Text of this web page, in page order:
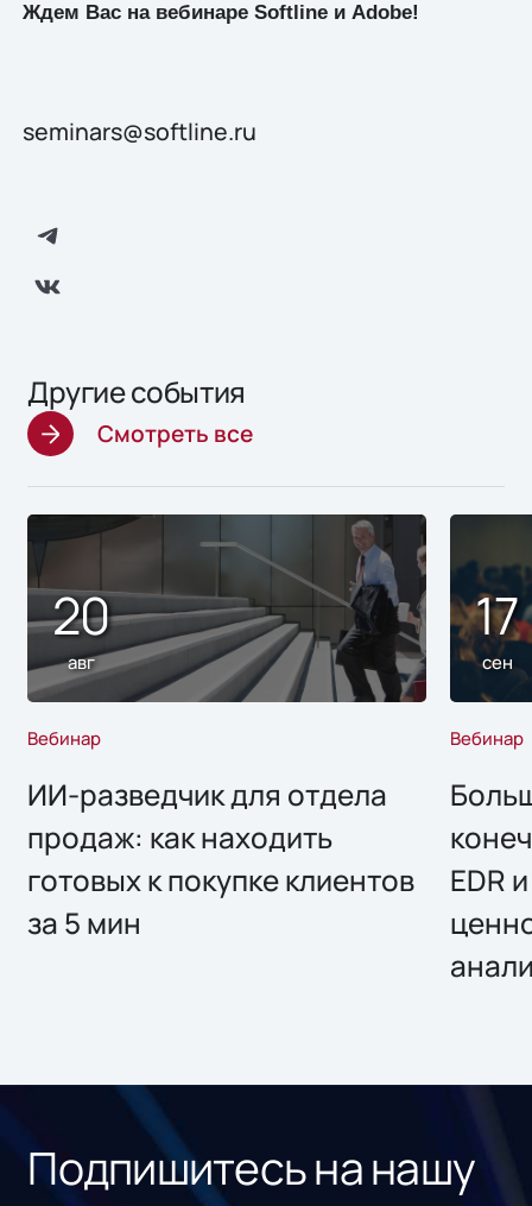
Ждем Вас на вебинаре Softline и Adobe!
seminars@softline.ru
Другие события
Смотреть все
20
авг
Вебинар
ИИ-разведчик для отдела
продаж: как находить
готовых к покупке клиентов
за 5 мин
17
сен
Вебинар
EDR
Подпишитесь на нашу